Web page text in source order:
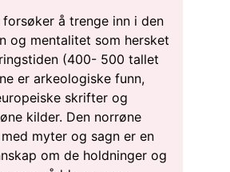
å trenge inn i den
og mentalitet som hersket
(400- 500 tallet
er arkeologiske funn,
skrifter og
kilder. Den norrøne
myter og sagn er en
om de holdninger og